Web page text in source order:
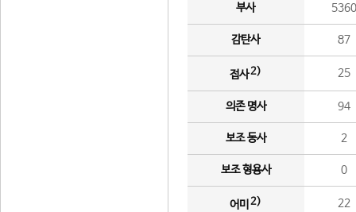
부사 5360
감탄사 87
접사2) 25
의존 명사 94
보조 동사 2
보조 형용사 0
어미 2) 22